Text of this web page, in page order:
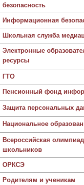
безопасность
Информационная
Школьная служба
Электронные
ресурсы
ГТО
Пенсионный фонд
Защита персональных
Национальное
Всероссийская
школьников
ОРКСЭ
Родителям и ученикам